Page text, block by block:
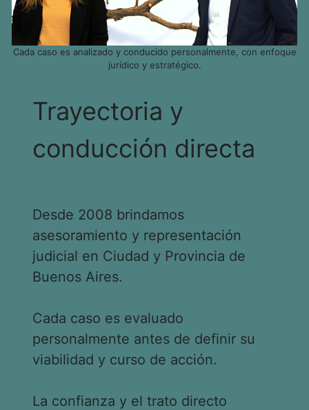
Cada caso es analizado y conducido personalmente, con enfoque
jurídico y estratégico.
Trayectoria y
conducción directa
Desde 2008 brindamos
asesoramiento y representación
judicial en Ciudad y Provincia de
Buenos Aires.
Cada caso es evaluado
personalmente antes de definir su
viabilidad y curso de acción.
La confianza y el trato directo